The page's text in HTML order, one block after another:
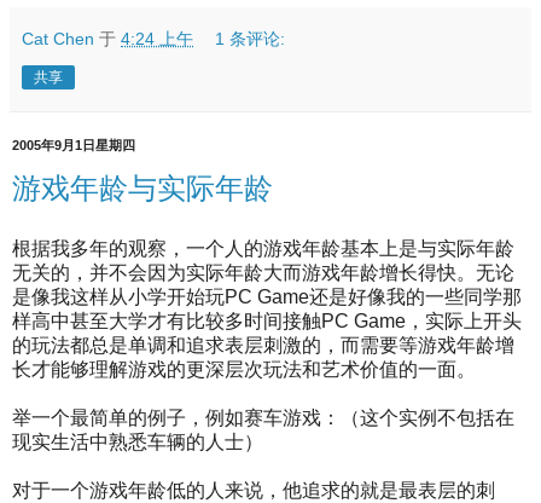
Cat Chen 于 4:24 上午 1 条评论:
共享
2005年9月1日星期四
游戏年龄与实际年龄
根据我多年的观察，一个人的游戏年龄基本上是与实际年龄
无关的，并不会因为实际年龄大而游戏年龄增长得快。无论
是像我这样从小学开始玩PC Game还是好像我的一些同学那
样高中甚至大学才有比较多时间接触PC Game，实际上开头
的玩法都总是单调和追求表层刺激的，而需要等游戏年龄增
长才能够理解游戏的更深层次玩法和艺术价值的一面。
举一个最简单的例子，例如赛车游戏：（这个实例不包括在
现实生活中熟悉车辆的人士）
对于一个游戏年龄低的人来说，他追求的就是最表层的刺